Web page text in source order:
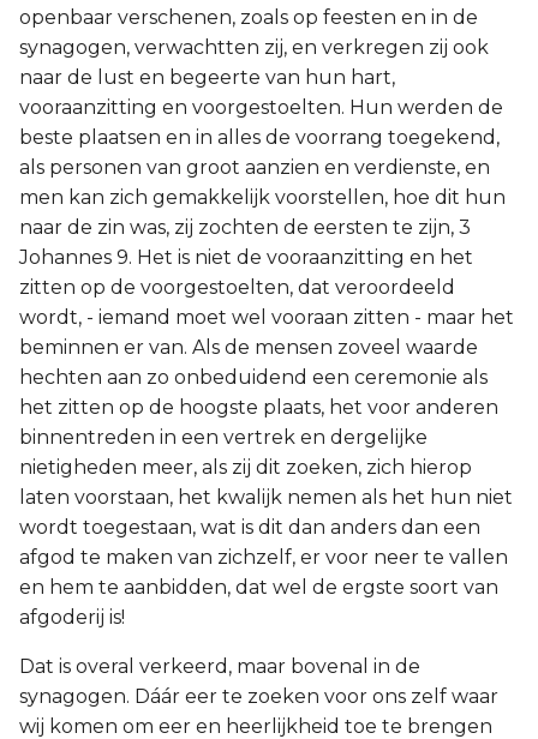
openbaar verschenen, zoals op feesten en in de
synagogen, verwachtten zij, en verkregen zij ook
naar de lust en begeerte van hun hart,
vooraanzitting en voorgestoelten. Hun werden de
beste plaatsen en in alles de voorrang toegekend,
als personen van groot aanzien en verdienste, en
men kan zich gemakkelijk voorstellen, hoe dit hun
naar de zin was, zij zochten de eersten te zijn, 3
Johannes 9. Het is niet de vooraanzitting en het
zitten op de voorgestoelten, dat veroordeeld
wordt, - iemand moet wel vooraan zitten - maar het
beminnen er van. Als de mensen zoveel waarde
hechten aan zo onbeduidend een ceremonie als
het zitten op de hoogste plaats, het voor anderen
binnentreden in een vertrek en dergelijke
nietigheden meer, als zij dit zoeken, zich hierop
laten voorstaan, het kwalijk nemen als het hun niet
wordt toegestaan, wat is dit dan anders dan een
afgod te maken van zichzelf, er voor neer te vallen
en hem te aanbidden, dat wel de ergste soort van
afgoderij is!
Dat is overal verkeerd, maar bovenal in de
synagogen. Dáár eer te zoeken voor ons zelf waar
wij komen om eer en heerlijkheid toe te brengen